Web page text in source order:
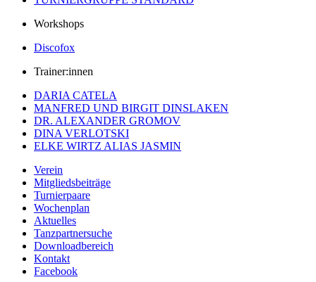
Workshops
Discofox
Trainer:innen
DARIA CATELA
MANFRED UND BIRGIT DINSLAKEN
DR. ALEXANDER GROMOV
DINA VERLOTSKI
ELKE WIRTZ ALIAS JASMIN
Verein
Mitgliedsbeiträge
Turnierpaare
Wochenplan
Aktuelles
Tanzpartnersuche
Downloadbereich
Kontakt
Facebook